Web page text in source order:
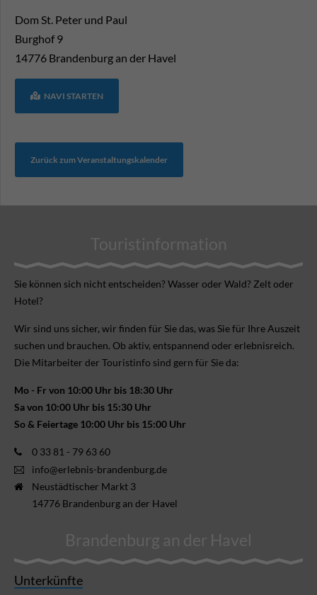
Dom St. Peter und Paul
Burghof 9
14776 Brandenburg an der Havel
NAVI STARTEN
Zurück zum Veranstaltungskalender
Touristinformation
Sie können sich nicht ent­scheiden? Wasser oder Wald? Zelt oder
Hotel?
Wir sind uns sicher, wir finden für Sie das, was Sie für Ihre Aus­zeit
suchen und brauchen. Ob aktiv, ent­spannend oder erlebnis­reich.
Die Mitarbeiter der Touristinfo sind gern für Sie da:
Mo - Fr von 10:00 Uhr bis 18:30 Uhr
Sa von 10:00 Uhr bis 15:30 Uhr
So & Feiertage 10:00 Uhr bis 15:00 Uhr
0 33 81 - 79 63 60
info@erlebnis-brandenburg.de
Neustädtischer Markt 3
14776 Brandenburg an der Havel
Brandenburg an der Havel
Unterkünfte